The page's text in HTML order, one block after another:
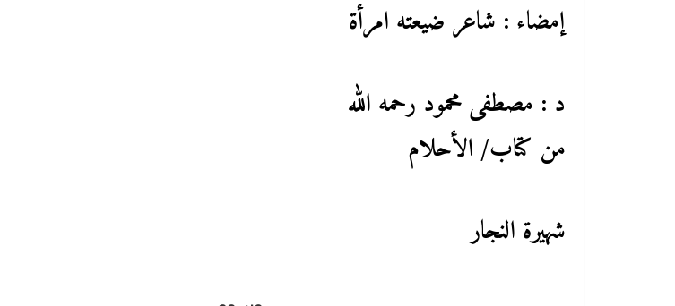
إمضاء : شاعر ضيعته امرأة
د : مصطفى محمود رحمه الله
من كتاب/ الأحلام
شهيرة النجار